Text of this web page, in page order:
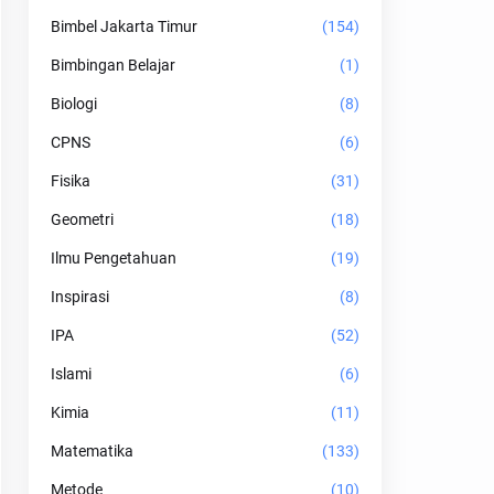
Bimbel Jakarta Timur (154)
Bimbingan Belajar (1)
Biologi (8)
CPNS (6)
Fisika (31)
Geometri (18)
Ilmu Pengetahuan (19)
Inspirasi (8)
IPA (52)
Islami (6)
Kimia (11)
Matematika (133)
Metode (10)